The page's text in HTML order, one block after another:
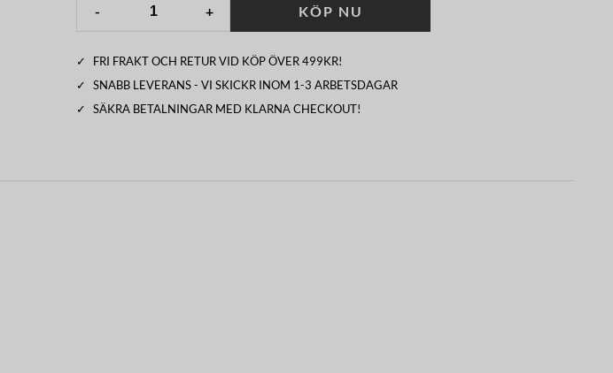
- + KÖP NU
✓
FRI FRAKT OCH RETUR VID KÖP ÖVER 499KR!
✓
SNABB LEVERANS - VI SKICKR INOM 1-3 ARBETSDAGAR
✓
SÄKRA BETALNINGAR MED KLARNA CHECKOUT!